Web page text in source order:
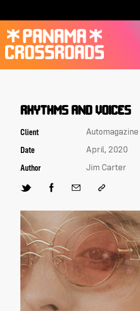
RHYTHMS AND VOICES
Client Automagazine
Date April, 2020
Author Jim Carter